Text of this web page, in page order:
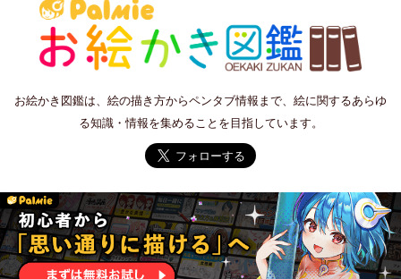
お絵かき図鑑は、絵の描き方からペンタブ情報まで、絵に関するあらゆ
る知識・情報を集めることを目指しています。